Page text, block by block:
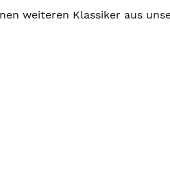
weiteren Klassiker aus